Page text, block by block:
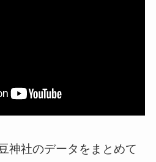
神社のデータをまとめて